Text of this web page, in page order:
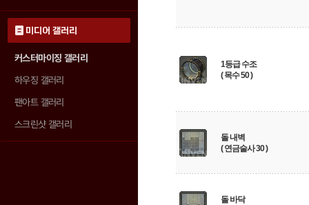
미디어 갤러리
커스터마이징 갤러리
하우징 갤러리
팬아트 갤러리
스크린샷 갤러리
1등급 수조
( 목수 50 )
돌 내벽
( 연금술사 30 )
돌 바닥